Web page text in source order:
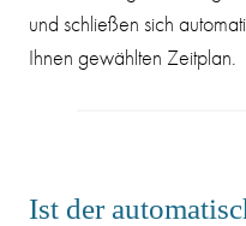
und schließen sich
Ihnen gewählten Zeitplan.
Ist der